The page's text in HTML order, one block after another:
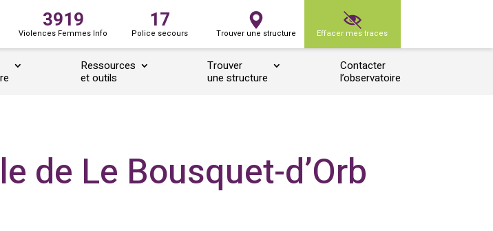
3919
Violences Femmes Info
17
Police secours Trouver une structure Effacer mes traces
Ressources
et outils
Trouver
une structure
Contacter
l’observatoire
de Le Bousquet-d’Orb